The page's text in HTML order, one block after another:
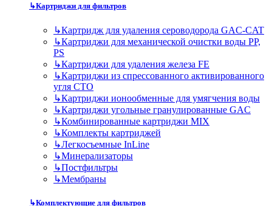
↳Картриджи для фильтров
↳Картридж для удаления сероводорода GAC-CAT
↳Картриджи для механической очистки воды PP,
PS
↳Картриджи для удаления железа FE
↳Картриджи из спрессованного активированного
угля CTO
↳Картриджи ионообменные для умягчения воды
↳Картриджи угольные гранулированные GAC
↳Комбинированные картриджи MIX
↳Комплекты картриджей
↳Легкосъемные InLine
↳Минерализаторы
↳Постфильтры
↳Мембраны
↳Комплектующие для фильтров